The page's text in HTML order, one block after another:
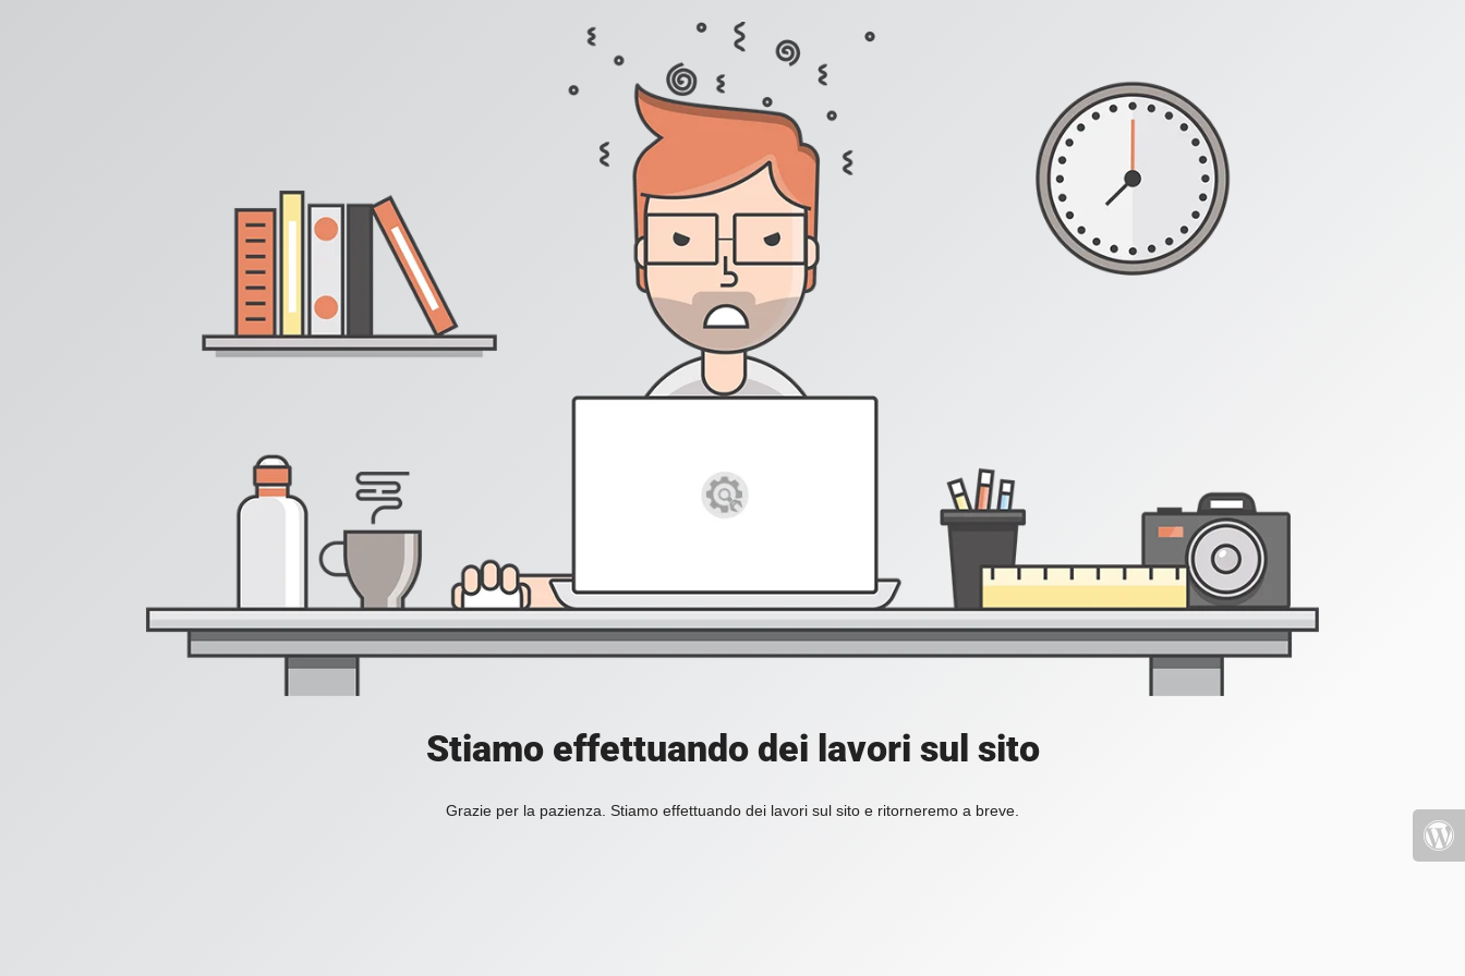
Stiamo effettuando dei lavori sul sito
Grazie per la pazienza. Stiamo effettuando dei lavori sul sito e ritorneremo a breve.